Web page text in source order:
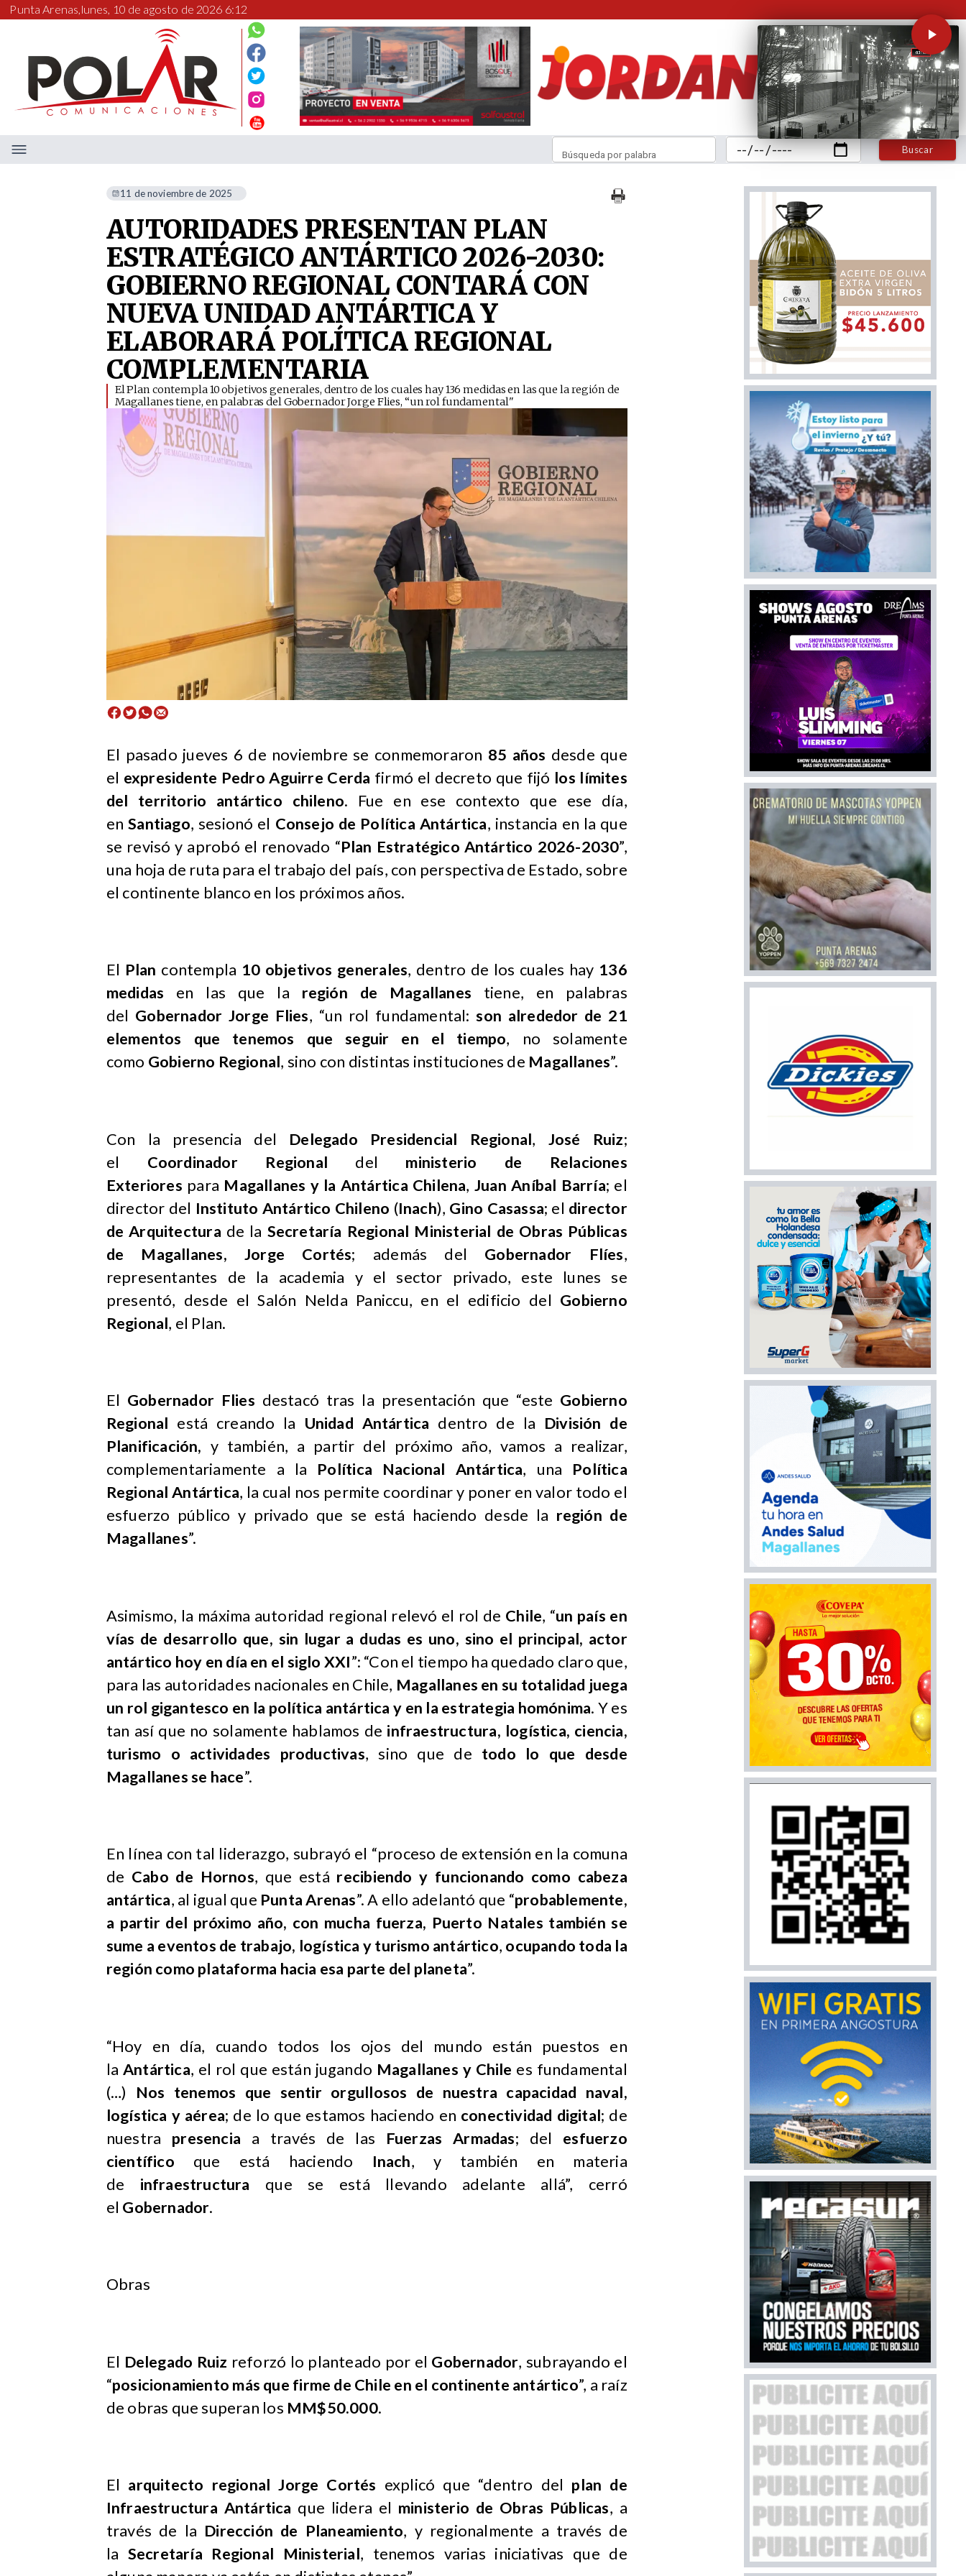
Punta Arenas,lunes, 10 de agosto de 2026 6:12
Buscar
Búsqueda por palabra
11 de noviembre de 2025
AUTORIDADES PRESENTAN PLAN
ESTRATÉGICO ANTÁRTICO 2026-2030:
GOBIERNO REGIONAL CONTARÁ CON
NUEVA UNIDAD ANTÁRTICA Y
ELABORARÁ POLÍTICA REGIONAL
COMPLEMENTARIA
​El Plan contempla 10 objetivos generales, dentro de los cuales hay 136 medidas en las que la región de
Magallanes tiene, en palabras del Gobernador Jorge Flies, “un rol fundamental"
El pasado jueves 6 de noviembre se conmemoraron 85 años desde que
el expresidente Pedro Aguirre Cerda firmó el decreto que fijó los límites
del territorio antártico chileno. Fue en ese contexto que ese día,
enSantiago, sesionó el Consejo de Política Antártica, instancia en la que
se revisó y aprobó el renovado “Plan Estratégico Antártico 2026-2030”,
una hoja de ruta para el trabajo del país, con perspectiva de Estado, sobre
el continente blanco en los próximos años.
El Plan contempla 10 objetivos generales, dentro de los cuales hay 136
medidas en las que la región de Magallanes tiene, en palabras
del Gobernador Jorge Flies, “un rol fundamental: son alrededor de 21
elementos que tenemos que seguir en el tiempo, no solamente
como Gobierno Regional, sino con distintas instituciones de Magallanes”.
Con la presencia del Delegado Presidencial Regional, José Ruiz;
el Coordinador Regional del ministerio de Relaciones
Exteriores para Magallanes y la Antártica Chilena, Juan Aníbal Barría; el
director del Instituto Antártico Chileno (Inach), Gino Casassa; el director
de Arquitectura de la Secretaría Regional Ministerial de Obras Públicas
de Magallanes, Jorge Cortés; además del Gobernador Flíes,
representantes de la academia y el sector privado, este lunes se
presentó, desde el Salón Nelda Paniccu, en el edificio del Gobierno
Regional, el Plan.
El Gobernador Flies destacó tras la presentación que “este Gobierno
Regional está creando la Unidad Antártica dentro de la División de
Planificación, y también, a partir del próximo año, vamos a realizar,
complementariamente a la Política Nacional Antártica, una Política
Regional Antártica, la cual nos permite coordinar y poner en valor todo el
esfuerzo público y privado que se está haciendo desde la región de
Magallanes”.
Asimismo, la máxima autoridad regional relevó el rol de Chile, “un país en
vías de desarrollo que, sin lugar a dudas es uno, sino el principal, actor
antártico hoy en día en el siglo XXI”: “Con el tiempo ha quedado claro que,
para las autoridades nacionales en Chile, Magallanes en su totalidad juega
un rol gigantesco en la política antártica y en la estrategia homónima. Y es
tan así que no solamente hablamos de infraestructura, logística, ciencia,
turismo o actividades productivas, sino que de todo lo que desde
Magallanes se hace”.
En línea con tal liderazgo, subrayó el “proceso de extensión en la comuna
de Cabo de Hornos, que está recibiendo y funcionando como cabeza
antártica, al igual que Punta Arenas”. A ello adelantó que “probablemente,
a partir del próximo año, con mucha fuerza, Puerto Natales también se
sume a eventos de trabajo, logística y turismo antártico, ocupando toda la
región como plataforma hacia esa parte del planeta”.
“Hoy en día, cuando todos los ojos del mundo están puestos en
la Antártica, el rol que están jugando Magallanes y Chile es fundamental
(…) Nos tenemos que sentir orgullosos de nuestra capacidad naval,
logística y aérea; de lo que estamos haciendo en conectividad digital; de
nuestra presencia a través de las Fuerzas Armadas; del esfuerzo
científico que está haciendo Inach, y también en materia
de infraestructura que se está llevando adelante allá”, cerró
el Gobernador.
Obras
El Delegado Ruiz reforzó lo planteado por el Gobernador, subrayando el
“posicionamiento más que firme de Chile en el continente antártico”, a raíz
de obras que superan los MM$50.000.
El arquitecto regional Jorge Cortés explicó que “dentro del plan de
Infraestructura Antártica que lidera el ministerio de Obras Públicas, a
través de la Dirección de Planeamiento, y regionalmente a través de
la Secretaría Regional Ministerial, tenemos varias iniciativas que de